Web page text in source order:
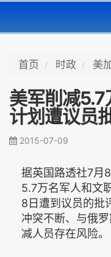
首页 时政 美
美军削减5.7
计划遭议员
2015-07-09
据英国路透社7月
5.7万名军人和文
8日遭到议员的批
冲突不断、与俄
减人员存在风险。